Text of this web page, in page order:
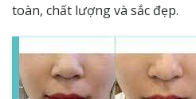
toàn, chất lượng và sắc đẹp.